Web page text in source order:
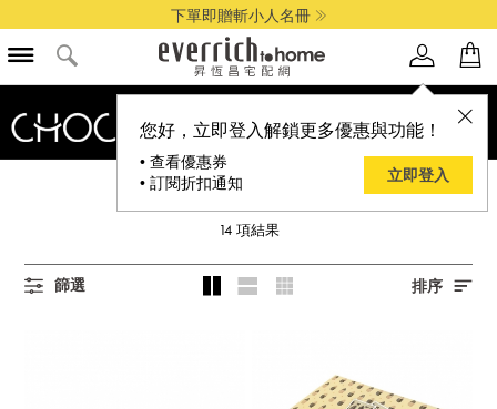
下單即贈斬小人名冊
您好，立即登入解鎖更多優惠與功能！
• 查看優惠券
• 訂閱折扣通知
立即登入
CHOCOARTS 寶艦
14 項結果
篩選 排序